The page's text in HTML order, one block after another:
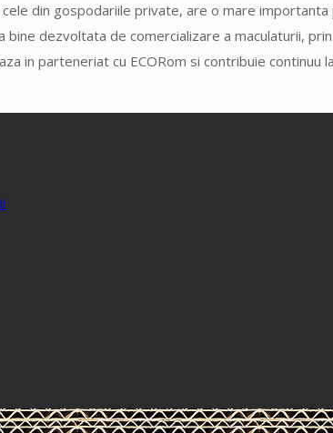
din gospodariile private, are o mare
dezvoltata de comercializare a maculaturii,
in parteneriat cu ECORom si contribuie